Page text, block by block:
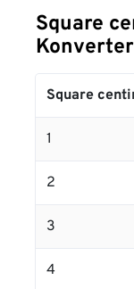
Square
Square
1
2
3
4